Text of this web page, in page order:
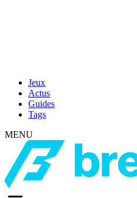
Jeux
Actus
Guides
Tags
MENU